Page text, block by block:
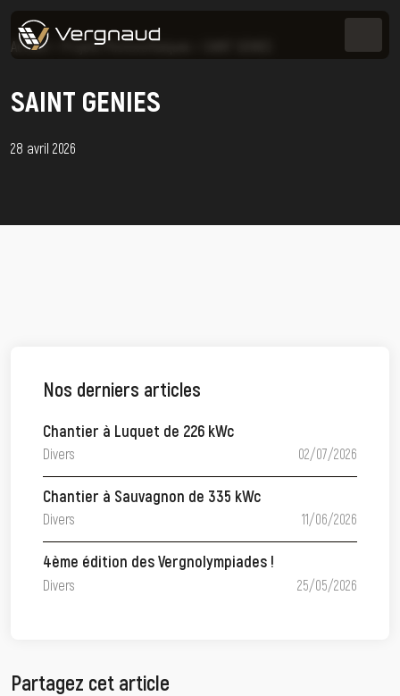
Accueil Projets Photovoltaïques
SAINT GENIES
28 avril 2026
Nos derniers articles
Chantier à Luquet de 226 kWc
Divers 02/07/2026
Chantier à Sauvagnon de 335 kWc
Divers 11/06/2026
4ème édition des Vergnolympiades !
Divers 25/05/2026
Partagez cet article